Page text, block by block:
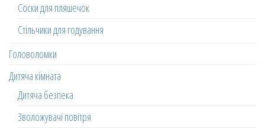
Соски для пляшечок
Стільчики для годування
Головоломки
Дитяча кімната
Дитяча безпека
Зволожувачі повітря